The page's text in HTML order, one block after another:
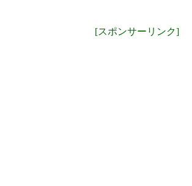
[スポンサーリンク]